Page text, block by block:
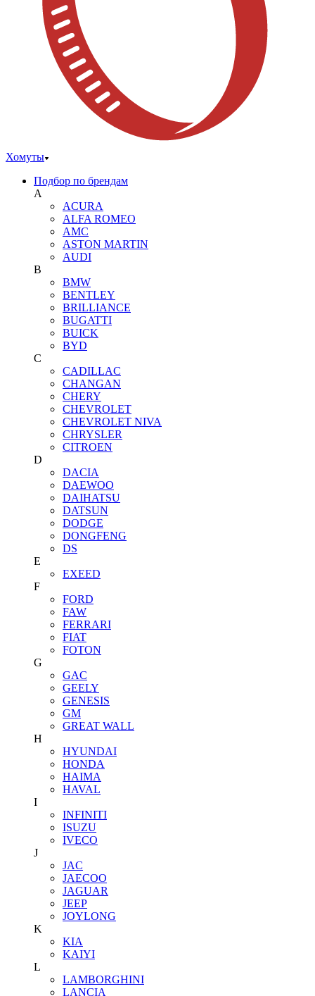
Хомуты
Подбор по брендам
A
ACURA
ALFA ROMEO
AMC
ASTON MARTIN
AUDI
B
BMW
BENTLEY
BRILLIANCE
BUGATTI
BUICK
BYD
C
CADILLAC
CHANGAN
CHERY
CHEVROLET
CHEVROLET NIVA
CHRYSLER
CITROEN
D
DACIA
DAEWOO
DAIHATSU
DATSUN
DODGE
DONGFENG
DS
E
EXEED
F
FORD
FAW
FERRARI
FIAT
FOTON
G
GAC
GEELY
GENESIS
GM
GREAT WALL
H
HYUNDAI
HONDA
HAIMA
HAVAL
I
INFINITI
ISUZU
IVECO
J
JAC
JAECOO
JAGUAR
JEEP
JOYLONG
K
KIA
KAIYI
L
LAMBORGHINI
LANCIA